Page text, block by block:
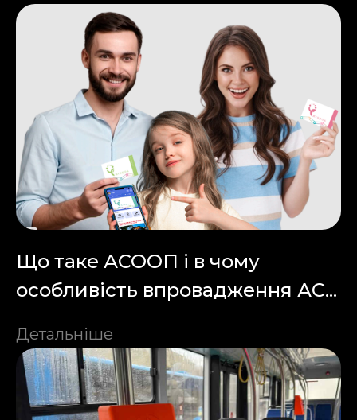
Що таке АСООП і в чому
особливість впровадження АС...
Детальніше